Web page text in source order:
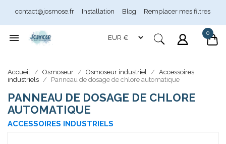
contact@josmose.fr Installation Blog Remplacer mes filtres
 0
Accueil Osmoseur Osmoseur industriel
Accessoires
industriels
Panneau de dosage de chlore automatique
PANNEAU DE DOSAGE DE CHLORE
AUTOMATIQUE
ACCESSOIRES INDUSTRIELS
Assistant Josmose
En ligne